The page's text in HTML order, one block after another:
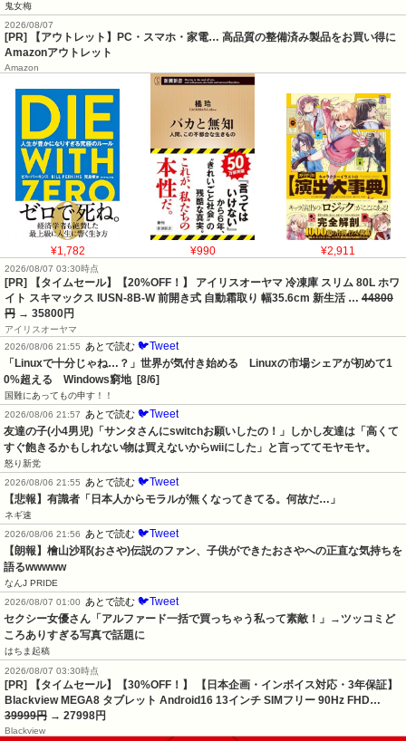
鬼女梅
2026/08/07
[PR] 【アウトレット】PC・スマホ・家電… 高品質の整備済み製品をお買い得に
Amazonアウトレット
Amazon
¥1,782 ¥990 ¥2,911
2026/08/07 03:30時点
[PR] 【タイムセール】【20%OFF！】 アイリスオーヤマ 冷凍庫 スリム 80L ホワ
イト スキマックス IUSN-8B-W 前開き式 自動霜取り 幅35.6cm 新生活 … 44800
円 → 35800円
アイリスオーヤマ
2026/08/06 21:55 あとで読む 🐦Tweet
「Linuxで十分じゃね…？」世界が気付き始める　Linuxの市場シェアが初めて1
0%超える　Windows窮地  [8/6]
国難にあってもの申す！！
2026/08/06 21:57 あとで読む 🐦Tweet
友達の子(小4男児)「サンタさんにswitchお願いしたの！」しかし友達は「高くて
すぐ飽きるかもしれない物は買えないからwiiにした」と言っててモヤモヤ。
怒り新党
2026/08/06 21:55 あとで読む 🐦Tweet
【悲報】有識者「日本人からモラルが無くなってきてる。何故だ…」
ネギ速
2026/08/06 21:56 あとで読む 🐦Tweet
【朗報】檜山沙耶(おさや)伝説のファン、子供ができたおさやへの正直な気持ちを
語るwwwww
なんJ PRIDE
2026/08/07 01:00 あとで読む 🐦Tweet
セクシー女優さん「アルファード一括で買っちゃう私って素敵！」→ツッコミど
ころありすぎる写真で話題に
はちま起稿
2026/08/07 03:30時点
[PR] 【タイムセール】【30%OFF！】 【日本企画・インボイス対応・3年保証】
Blackview MEGA8 タブレット Android16 13インチ SIMフリー 90Hz FHD…
39999円 → 27998円
Blackview